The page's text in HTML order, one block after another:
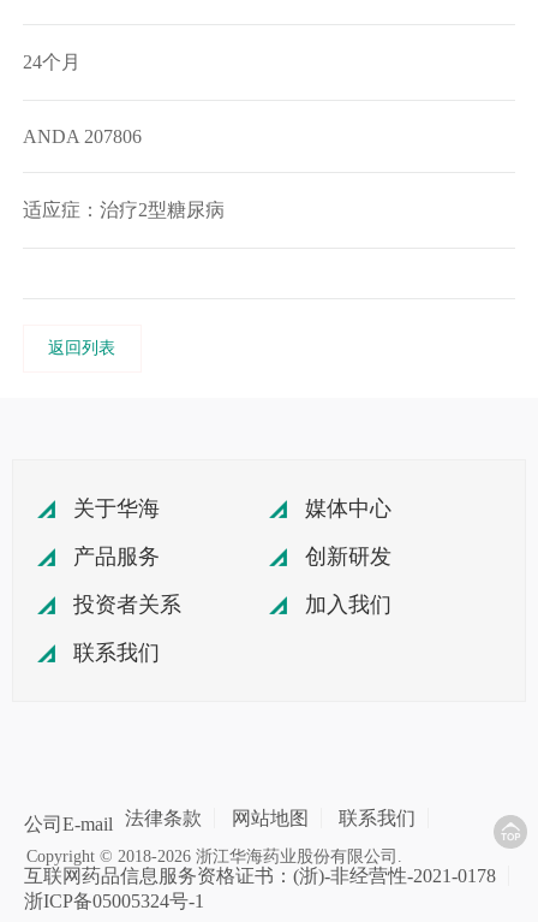
24个月
ANDA 207806
适应症：治疗2型糖尿病
返回列表
关于华海
媒体中心
产品服务
创新研发
投资者关系
加入我们
联系我们
法律条款 网站地图 联系我们
公司E-mail
Copyright © 2018-2026 浙江华海药业股份有限公司.
互联网药品信息服务资格证书：(浙)-非经营性-2021-0178
浙ICP备05005324号-1